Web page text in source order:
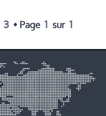
3 • Page 1 sur 1